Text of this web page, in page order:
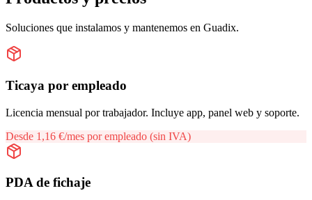
Soluciones que instalamos y mantenemos en Guadix.
Ticaya por empleado
Licencia mensual por trabajador. Incluye app, panel web y soporte.
Desde 1,16 €/mes por empleado (sin IVA)
PDA de fichaje